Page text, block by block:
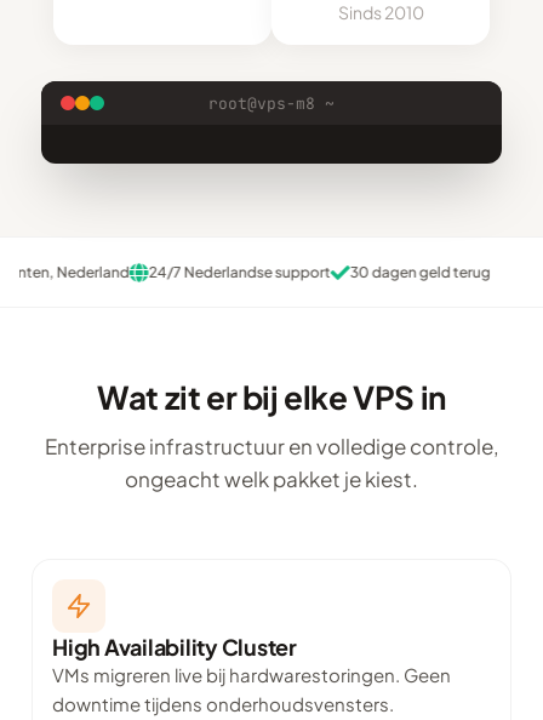
Sinds 2010
root@vps-m8 ~
24/7 Nederlandse support 30 dagen geld terug EU
Wat zit er bij elke VPS in
Enterprise infrastructuur en volledige controle,
ongeacht welk pakket je kiest.
High Availability Cluster
VMs migreren live bij hardwarestoringen. Geen
downtime tijdens onderhoudsvensters.